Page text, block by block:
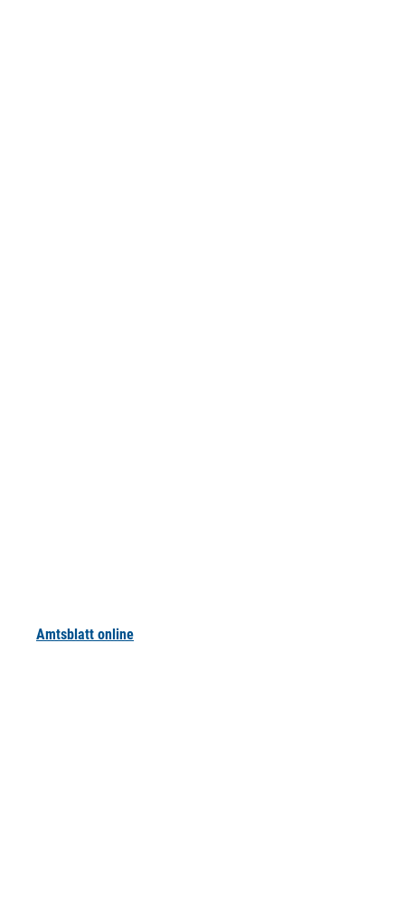
Amtsblatt online